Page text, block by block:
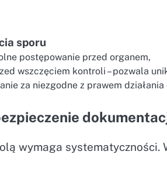
sporu
postępowanie przed organem,
wszczęciem kontroli – pozwala
za niezgodne z prawem
wymaga systematyczności.